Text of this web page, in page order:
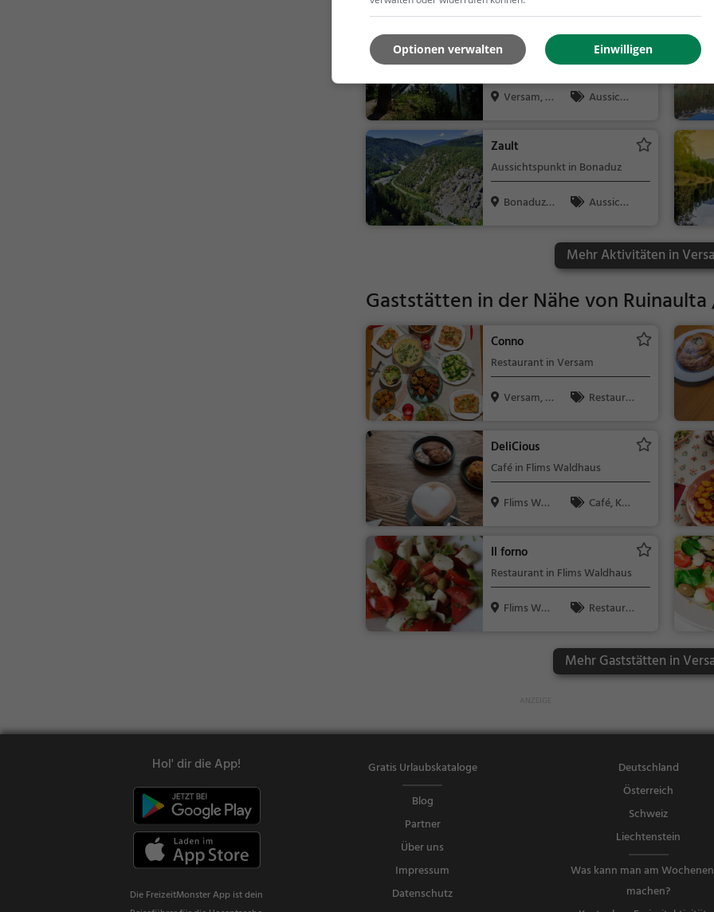
Natur
Il Spir
Aussichtspunkt in Versam
Versam, S
Aussicht
Zault
Aussichtspunkt in Bonaduz
Bonaduz,
Aussicht
ie & Kinder,
Natur
Mehr Aktivitäten in
Gaststätten in der Nähe von
Conno
Restaurant in Versam
Versam, S
Restaura
DeliCious
Café in Flims Waldhaus
Flims Wal
Café, Kaff
waren
Il forno
Restaurant in Flims Waldhaus
Flims Wal
Restaura
en, Mittagess
en, Italienisc
h, Pizza, Euro
terran
Mehr Gaststätten in
Hol' dir die App!
Die FreizeitMonster App ist dein
Gratis Urlaubskataloge
Blog
Partner
Über uns
Impressum
Datenschutz
Deutschland
Österreich
Schweiz
Liechtenstein
Was kann man am
machen?
Einwilligen
Optionen verwalten